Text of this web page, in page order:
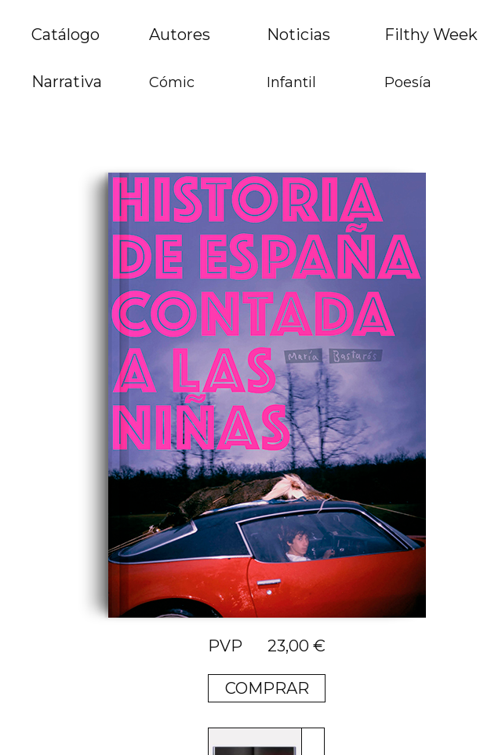
Catálogo Autores Noticias Filthy Week
Narrativa Cómic Infantil Poesía
23,00 €
COMPRAR